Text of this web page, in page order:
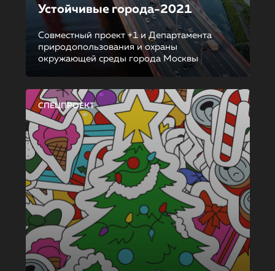
Устойчивые города-2021
Совместный проект +1 и Департамента
природопользования и охраны
окружающей среды города Москвы
СПЕЦПРОЕКТ